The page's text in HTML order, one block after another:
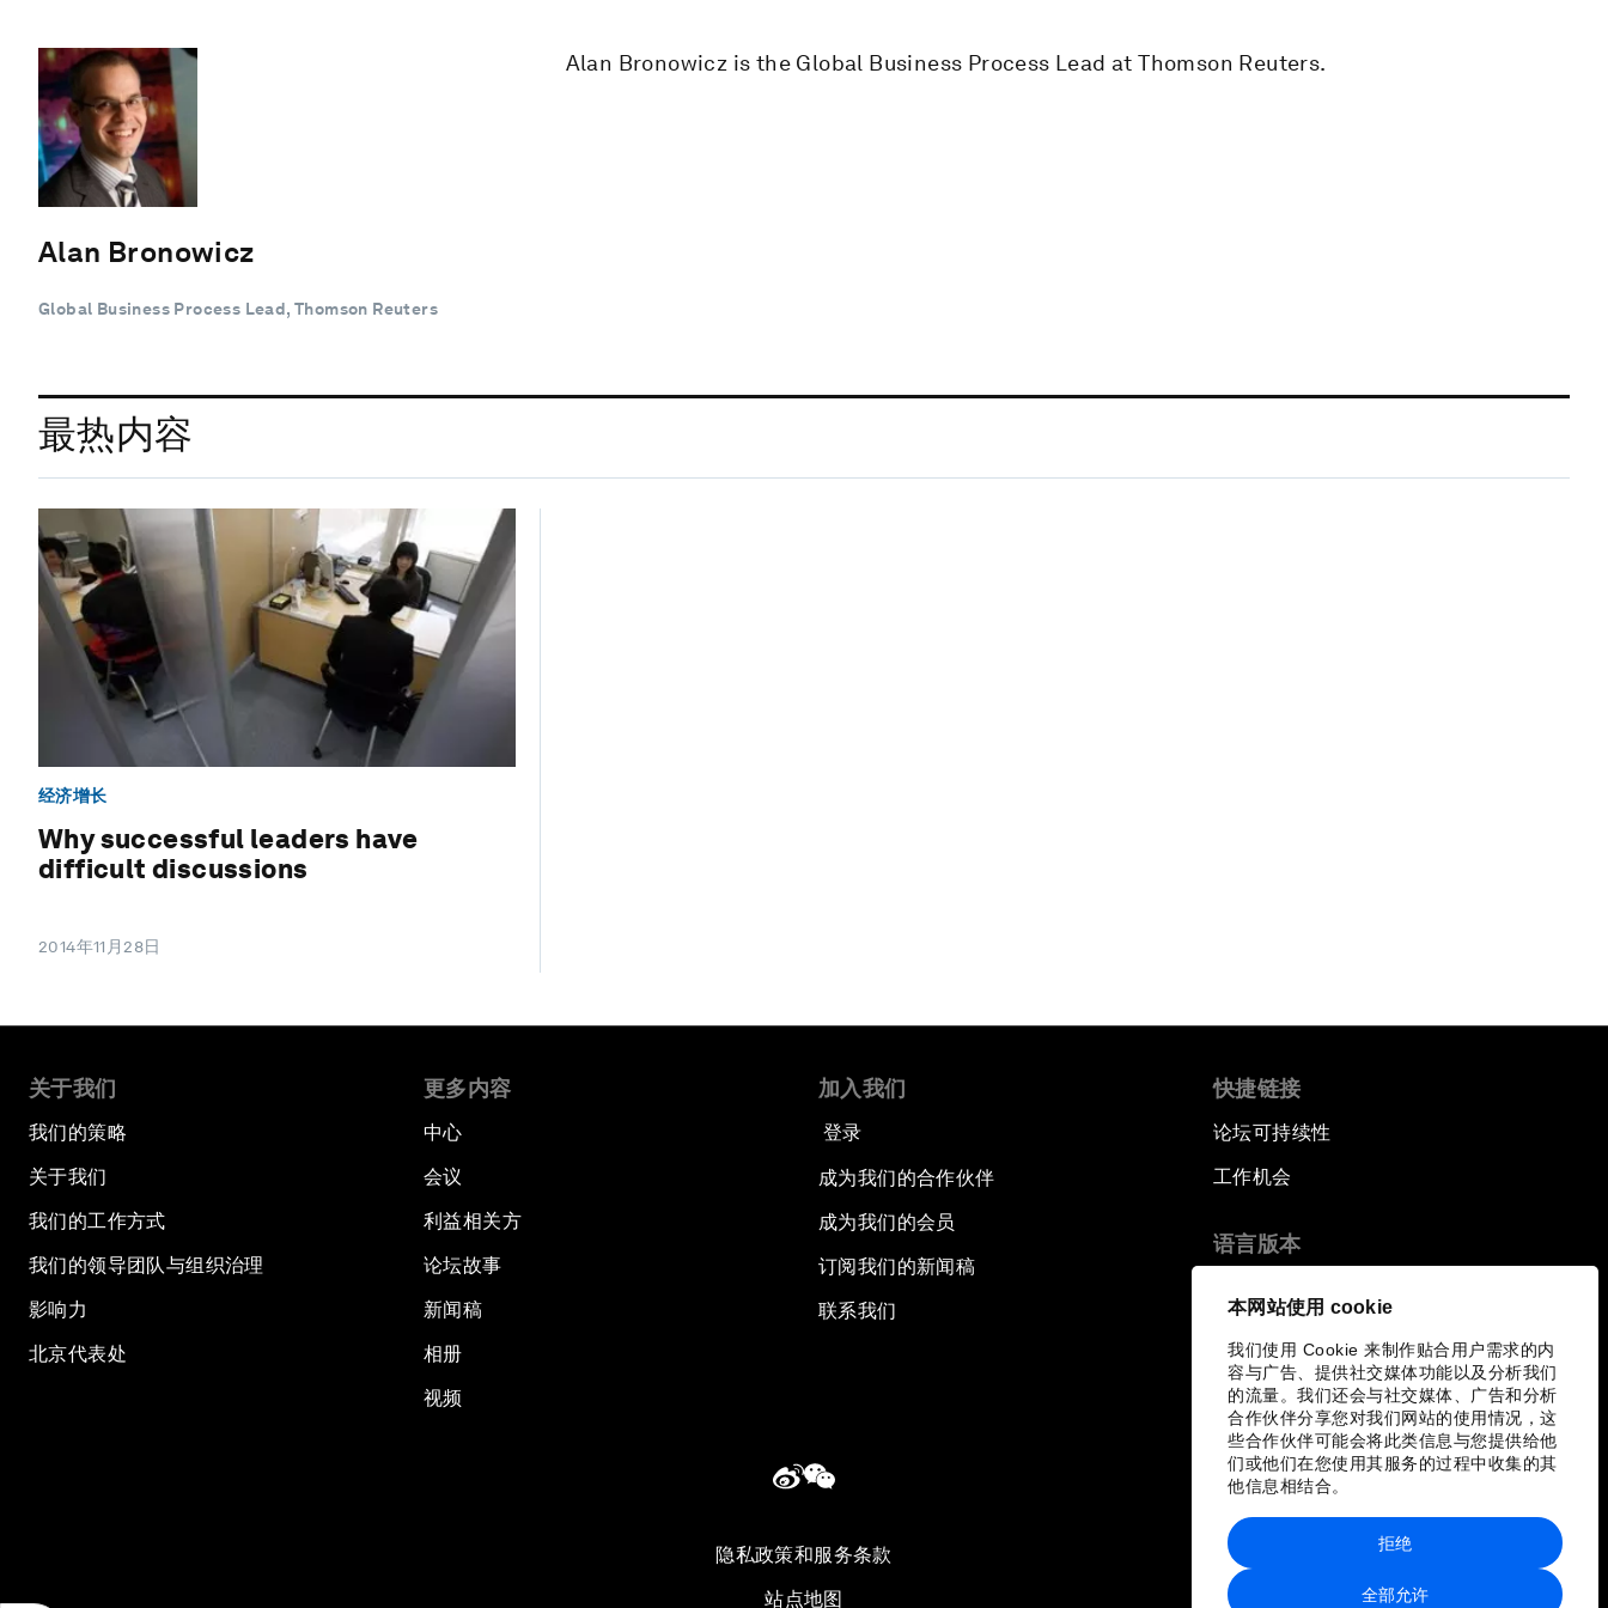
本网站使用 cookie
我们使用 Cookie 来制作贴合用户需求的内
容与广告、提供社交媒体功能以及分析我们
的流量。我们还会与社交媒体、广告和分析
合作伙伴分享您对我们网站的使用情况，这
些合作伙伴可能会将此类信息与您提供给他
们或他们在您使用其服务的过程中收集的其
他信息相结合。
全部允许
拒绝
Alan Bronowicz
Global Business Process Lead, Thomson Reuters
Alan Bronowicz is the Global Business Process Lead at Thomson Reuters.
最热内容
经济增长
Why successful leaders have
difficult discussions
2014年11月28日
关于我们
我们的策略
关于我们
我们的工作方式
我们的领导团队与组织治理
影响力
北京代表处
更多内容
中心
会议
利益相关方
论坛故事
新闻稿
相册
视频
加入我们
登录
成为我们的合作伙伴
成为我们的会员
订阅我们的新闻稿
联系我们
快捷链接
论坛可持续性
工作机会
语言版本
隐私政策和服务条款
站点地图